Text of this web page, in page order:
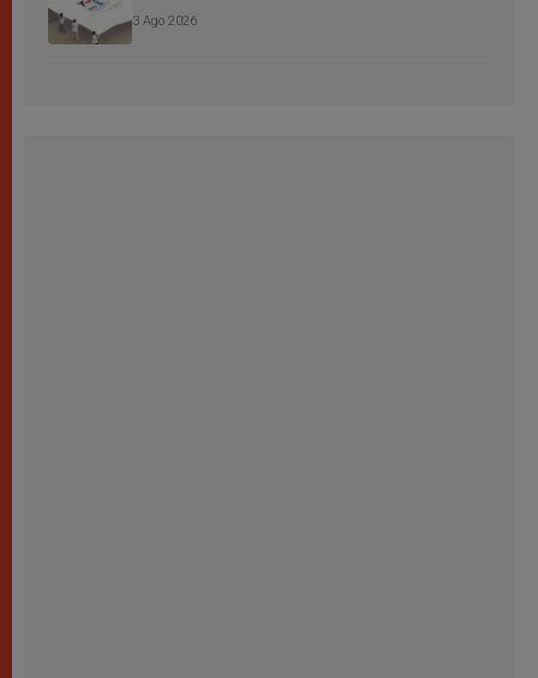
3 Ago 2026